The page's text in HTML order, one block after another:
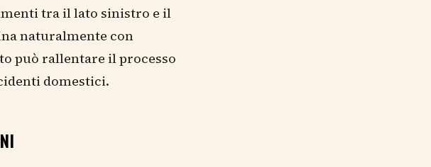
tra il lato sinistro e il
naturalmente con
può rallentare il processo
domestici.